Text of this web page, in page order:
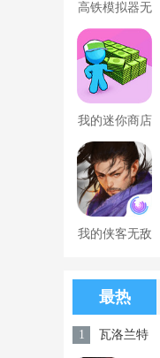
高铁模拟器无
限金币版
我的迷你商店
破解版无限金
币版下载中文
我的侠客无敌
最热
1 瓦洛兰特